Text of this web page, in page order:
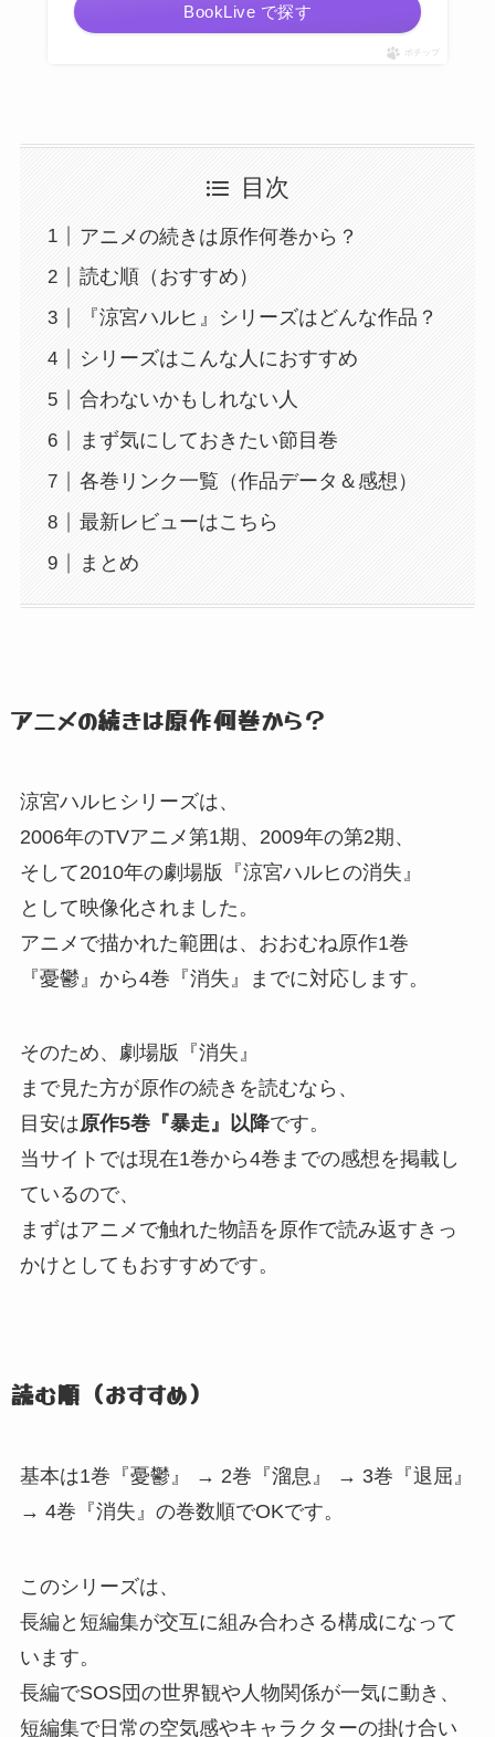
BookLive で探す
ポチップ
目次
アニメの続きは原作何巻から？
読む順（おすすめ）
『涼宮ハルヒ』シリーズはどんな作品？
シリーズはこんな人におすすめ
合わないかもしれない人
まず気にしておきたい節目巻
各巻リンク一覧（作品データ＆感想）
最新レビューはこちら
まとめ
アニメの続きは原作何巻から？
涼宮ハルヒシリーズは、
2006年のTVアニメ第1期、 2009年の第2期、
そして2010年の劇場版『涼宮ハルヒの消失』
として映像化されました。
アニメで描かれた範囲は、 おおむね原作1巻
『憂鬱』 から4巻『消失』 までに対応します。
そのため、 劇場版『消失』
まで見た方が原作の続きを読むなら、
目安は原作5巻『暴走』 以降です。
当サイトでは現在1巻から4巻までの感想を掲載し
ているので、
まずはアニメで触れた物語を原作で読み返すきっ
かけとしてもおすすめです。
読む順（おすすめ）
基本は1巻『憂鬱』 → 2巻『溜息』
→ 3巻『退屈』
→ 4巻『消失』 の巻数順でOKです。
このシリーズは、
長編と短編集が交互に組み合わさる構成になって
います。
長編でSOS団の世界観や人物関係が一気に動き、
短編集で日常の空気感やキャラクターの掛け合い